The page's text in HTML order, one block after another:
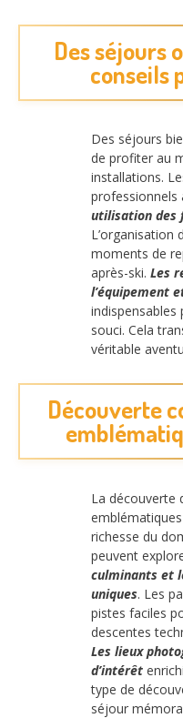
Des séjours
conseils
Des séjours
de profiter au
installations.
professionnels
utilisation des
L’organisation
moments de
après-ski. Les
l’équipement
indispensables
souci. Cela
véritable
Découverte
La découverte
richesse du
peuvent
culminants et
uniques. Les
pistes faciles
descentes
Les lieux
d’intérêt
type de
séjour